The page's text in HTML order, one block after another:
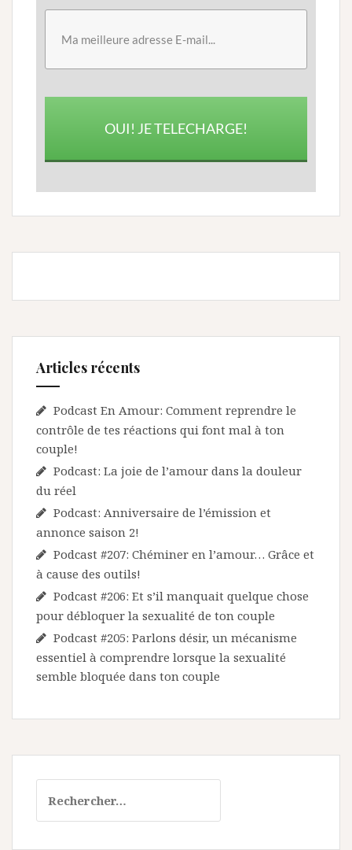
OUI! JE TELECHARGE!
Articles récents
Podcast En Amour: Comment reprendre le
contrôle de tes réactions qui font mal à ton
couple!
Podcast: La joie de l’amour dans la douleur
du réel
Podcast: Anniversaire de l’émission et
annonce saison 2!
Podcast #207: Chéminer en l’amour… Grâce et
à cause des outils!
Podcast #206: Et s’il manquait quelque chose
pour débloquer la sexualité de ton couple
Podcast #205: Parlons désir, un mécanisme
essentiel à comprendre lorsque la sexualité
semble bloquée dans ton couple